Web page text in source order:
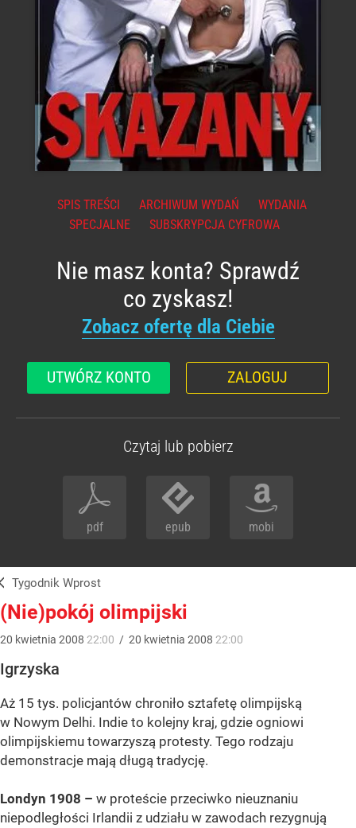
SPIS TREŚCI ARCHIWUM WYDAŃ
WYDANIA
SPECJALNE
SUBSKRYPCJA CYFROWA
Nie masz konta? Sprawdź
co zyskasz!
Zobacz ofertę dla Ciebie
UTWÓRZ KONTO ZALOGUJ
Czytaj lub pobierz
pdf epub mobi
Tygodnik Wprost
(Nie)pokój olimpijski
20 kwietnia 2008 22:00 / 20 kwietnia 2008 22:00
Igrzyska
Aż 15 tys. policjantów chroniło sztafetę olimpijską
w Nowym Delhi. Indie to kolejny kraj, gdzie ogniowi
olimpijskiemu towarzyszą protesty. Tego rodzaju
demonstracje mają długą tradycję.
Londyn 1908 – w proteście przeciwko nieuznaniu
niepodległości Irlandii z udziału w zawodach rezygnują